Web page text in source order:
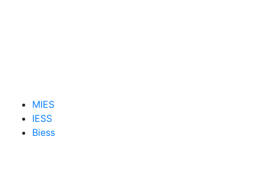
MIES
IESS
Biess